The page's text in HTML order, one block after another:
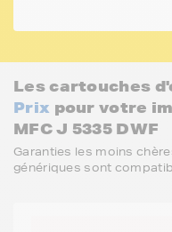
Les cartouches
Prix pour votre
MFC J 5335 DWF
Garanties les moins
génériques sont